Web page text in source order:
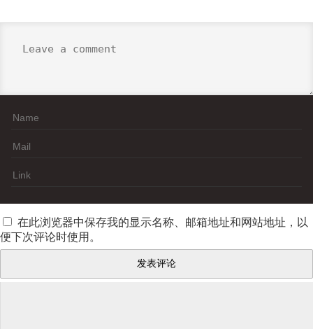
在此浏览器中保存我的显示名称、邮箱地址和网站地址，以
便下次评论时使用。